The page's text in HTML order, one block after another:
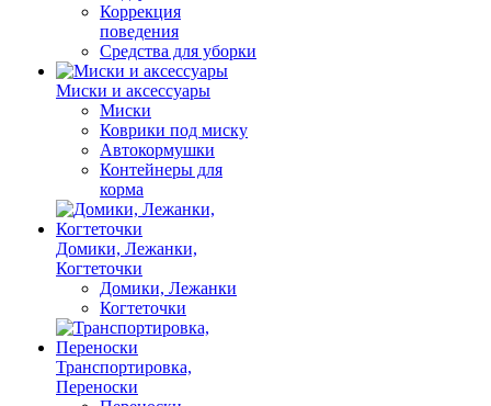
Коррекция
поведения
Средства для уборки
Миски и аксессуары
Миски
Коврики под миску
Автокормушки
Контейнеры для
корма
Домики, Лежанки,
Когтеточки
Домики, Лежанки
Когтеточки
Транспортировка,
Переноски